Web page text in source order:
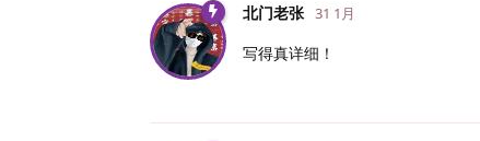
北门老张 31 1月
写得真详细！